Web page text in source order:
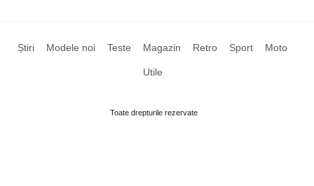
Știri Modele noi Teste Magazin Retro Sport Moto
Utile
Toate drepturile rezervate